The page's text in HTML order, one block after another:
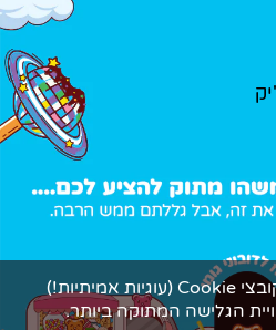
האתר שלנו משתמש בקובצי Cookie (עוגיות אמיתיות!)
הגלישה המתוקה ביותר.